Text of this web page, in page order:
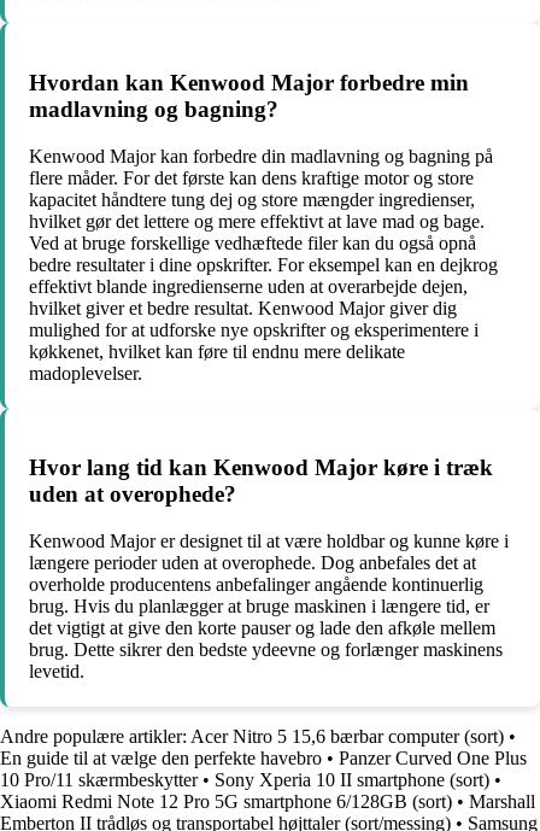
Hvordan kan Kenwood Major forbedre min
madlavning og bagning?
Kenwood Major kan forbedre din madlavning og bagning på
flere måder. For det første kan dens kraftige motor og store
kapacitet håndtere tung dej og store mængder ingredienser,
hvilket gør det lettere og mere effektivt at lave mad og bage.
Ved at bruge forskellige vedhæftede filer kan du også opnå
bedre resultater i dine opskrifter. For eksempel kan en dejkrog
effektivt blande ingredienserne uden at overarbejde dejen,
hvilket giver et bedre resultat. Kenwood Major giver dig
mulighed for at udforske nye opskrifter og eksperimentere i
køkkenet, hvilket kan føre til endnu mere delikate
madoplevelser.
Hvor lang tid kan Kenwood Major køre i træk
uden at overophede?
Kenwood Major er designet til at være holdbar og kunne køre i
længere perioder uden at overophede. Dog anbefales det at
overholde producentens anbefalinger angående kontinuerlig
brug. Hvis du planlægger at bruge maskinen i længere tid, er
det vigtigt at give den korte pauser og lade den afkøle mellem
brug. Dette sikrer den bedste ydeevne og forlænger maskinens
levetid.
Andre populære artikler: Acer Nitro 5 15,6 bærbar computer (sort) •
En guide til at vælge den perfekte havebro • Panzer Curved One Plus
10 Pro/11 skærmbeskytter• Sony Xperia 10 II smartphone (sort) •
Xiaomi Redmi Note 12 Pro 5G smartphone 6/128GB (sort) • Marshall
Emberton II trådløs og transportabel højttaler (sort/messing) • Samsung